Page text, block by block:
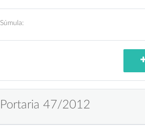
Súmula:
Portaria 47/2012